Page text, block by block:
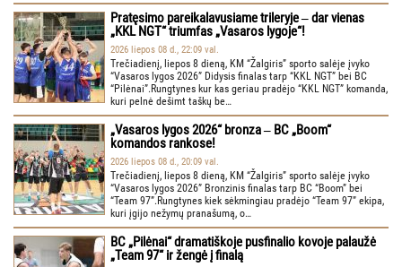
Pratęsimo pareikalavusiame trileryje ‒ dar vienas
„KKL NGT“ triumfas „Vasaros lygoje“!
2026 liepos 08 d., 22:09 val.
Trečiadienį, liepos 8 dieną, KM “Žalgiris” sporto salėje įvyko
“Vasaros lygos 2026” Didysis finalas tarp “KKL NGT” bei BC
“Pilėnai”.Rungtynes kur kas geriau pradėjo “KKL NGT” komanda,
kuri pelnė dešimt taškų be…
„Vasaros lygos 2026“ bronza ‒ BC „Boom“
komandos rankose!
2026 liepos 08 d., 20:09 val.
Trečiadienį, liepos 8 dieną, KM “Žalgiris” sporto salėje įvyko
“Vasaros lygos 2026” Bronzinis finalas tarp BC “Boom” bei
“Team 97”.Rungtynes kiek sėkmingiau pradėjo “Team 97” ekipa,
kuri įgijo nežymų pranašumą, o…
BC „Pilėnai“ dramatiškoje pusfinalio kovoje palaužė
„Team 97“ ir žengė į finalą